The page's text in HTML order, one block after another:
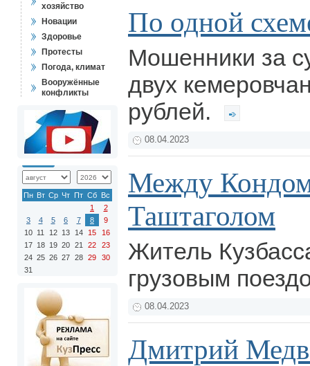
хозяйство
Новации
Здоровье
Протесты
Погода, климат
Вооружённые
конфликты
Пн Вт Ср Чт Пт Сб Вс
1
2
3
4 5 6 7 8
9
10 11 12 13 14 15
16
17 18 19 20 21 22
23
24 25 26 27 28 29
30
31
По одной
Мошенники за
двух
рублей.
08.04.2023
Между
Таштаголом
Житель
грузовым
08.04.2023
Дмитрий